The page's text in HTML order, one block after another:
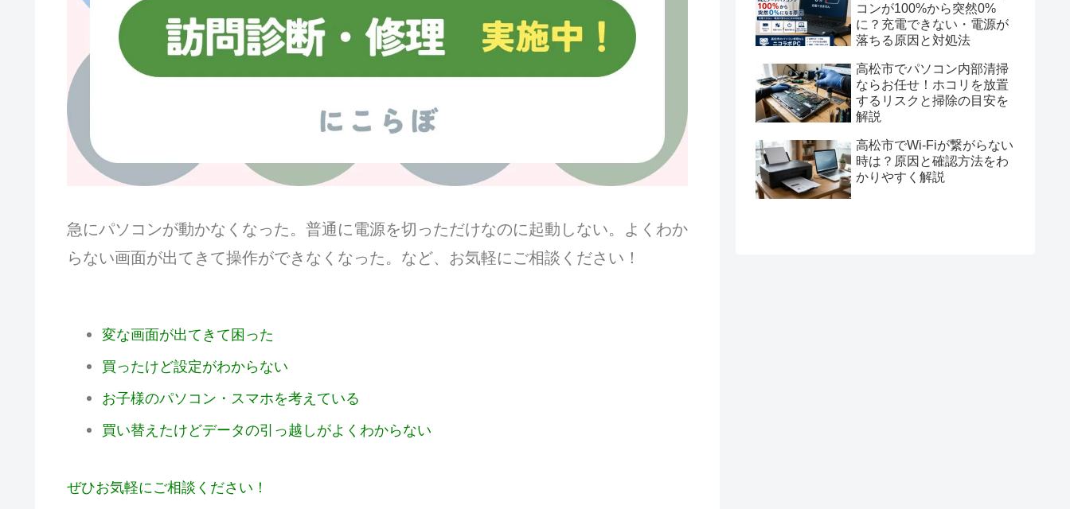
急にパソコンが動かなくなった。普通に電源を切っただけなのに起動しない。よくわか
らない画面が出てきて操作ができなくなった。など、 お気軽にご相談ください！
変な画面が出てきて困った
買ったけど設定がわからない
お子様のパソコン・スマホを考えている
買い替えたけどデータの引っ越しがよくわからない
ぜひお気軽にご相談ください！
コンが100%から突然0%
に？充電できない・電源が
落ちる原因と対処法
高松市でパソコン内部清掃
ならお任せ！ホコリを放置
するリスクと掃除の目安を
解説
高松市でWi-Fiが繋がらない
時は？原因と確認方法をわ
かりやすく解説